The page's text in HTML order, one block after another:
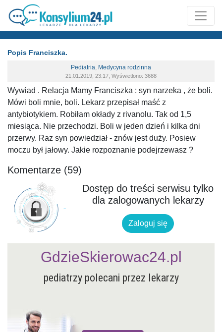
Popis Franciszka.
Pediatria, Medycyna rodzinna
21.01.2019, 23:17, Wyświetlono: 3688
Wywiad . Relacja Mamy Franciszka : syn narzeka , że boli.
Mówi boli mnie, boli. Lekarz przepisał maść z
antybiotykiem. Robiłam okłady z rivanolu. Tak od 1,5
miesiąca. Nie przechodzi. Boli w jeden dzień i kilka dni
przerwy. Raz syn powiedział - znów jest duży. Posiew
moczu był jałowy. Jakie rozpoznanie podejrzewasz ?
Komentarze (59)
Dostęp do treści serwisu tylko
dla zalogowanych lekarzy
Zaloguj się
pediatrzy polecani przez lekarzy
GdzieSkierowac24.pl